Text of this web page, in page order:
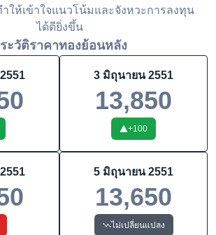
ำให้เข้าใจแนวโน้มและจังหวะการลงทุน
ได้ดียิ่งขึ้น
ะวัติราคาทองย้อนหลัง
3 มิถุนายน 2551
13,850
+100
5 มิถุนายน 2551
13,650
ไม่เปลี่ยนแปลง